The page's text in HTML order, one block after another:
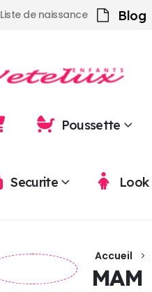
Liste de naissance Blog
Poussette
Securite Look
Accueil
MAM